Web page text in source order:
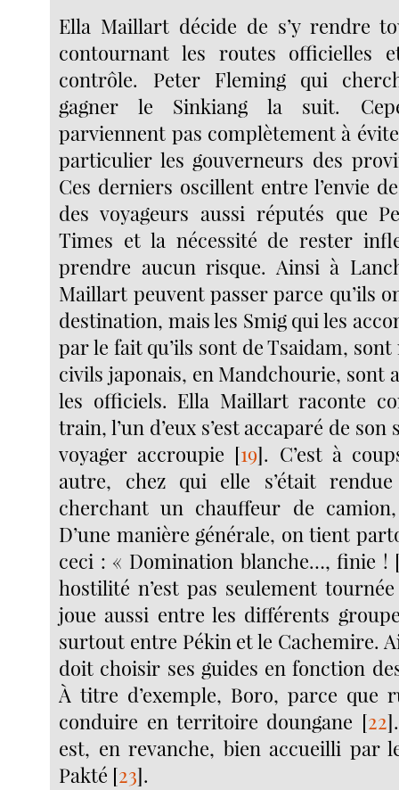
Ella Maillart décide de s’y rendre
contournant les routes officielles
contrôle. Peter Fleming qui
gagner le Sinkiang la suit.
parviennent pas complètement à
particulier les gouverneurs des
Ces derniers oscillent entre l’envie
des voyageurs aussi réputés que
Times et la nécessité de rester
prendre aucun risque. Ainsi à
Maillart peuvent passer parce qu’ils
destination, mais les Smig qui les
par le fait qu’ils sont de Tsaidam,
civils japonais, en Mandchourie, sont
les officiels. Ella Maillart raconte
train, l’un d’eux s’est accaparé de son
voyager accroupie [19]. C’est à
autre, chez qui elle s’était
cherchant un chauffeur de
D’une manière générale, on tient
ceci : « Domination blanche…, finie !
hostilité n’est pas seulement
joue aussi entre les différents
surtout entre Pékin et le Cachemire.
doit choisir ses guides en fonction
À titre d’exemple, Boro, parce que
conduire en territoire doungane [22]
est, en revanche, bien accueilli par
Pakté [23].